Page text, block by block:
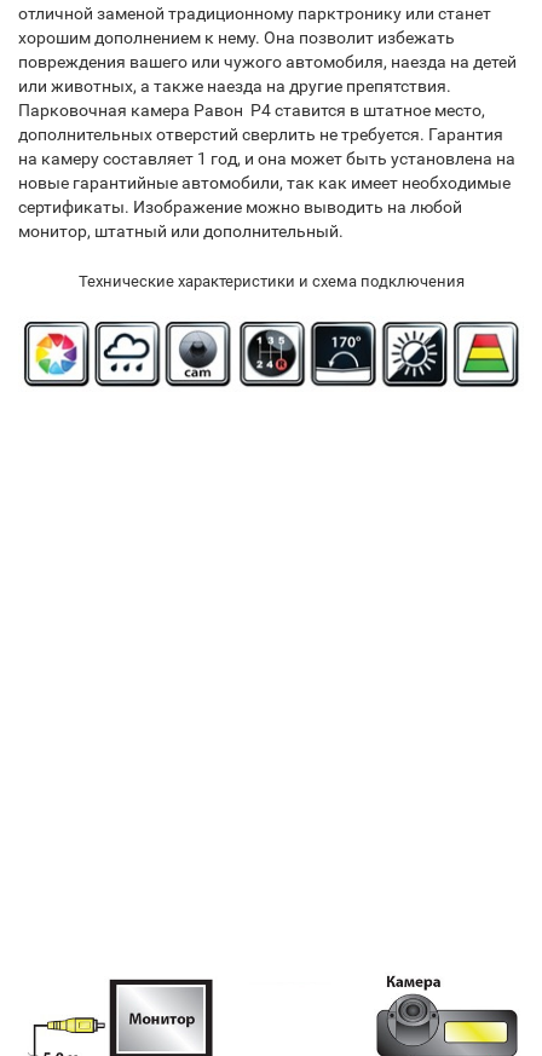
отличной заменой традиционному парктронику или станет
хорошим дополнением к нему. Она позволит избежать
повреждения вашего или чужого автомобиля, наезда на детей
или животных, а также наезда на другие препятствия.
Парковочная камера Равон Р4 ставится в штатное место,
дополнительных отверстий сверлить не требуется. Гарантия
на камеру составляет 1 год, и она может быть установлена на
новые гарантийные автомобили, так как имеет необходимые
сертификаты. Изображение можно выводить на любой
монитор, штатный или дополнительный.
Технические характеристики и схема подключения